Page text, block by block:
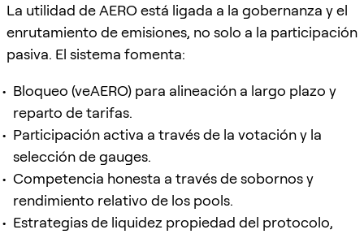
La utilidad de AERO está ligada a la gobernanza y el
enrutamiento de emisiones, no solo a la participación
pasiva. El sistema fomenta:
Bloqueo (veAERO) para alineación a largo plazo y
reparto de tarifas.
Participación activa a través de la votación y la
selección de gauges.
Competencia honesta a través de sobornos y
rendimiento relativo de los pools.
Estrategias de liquidez propiedad del protocolo,